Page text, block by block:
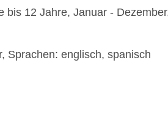
bis 12 Jahre, Januar -
Sprachen: englisch, spanisch